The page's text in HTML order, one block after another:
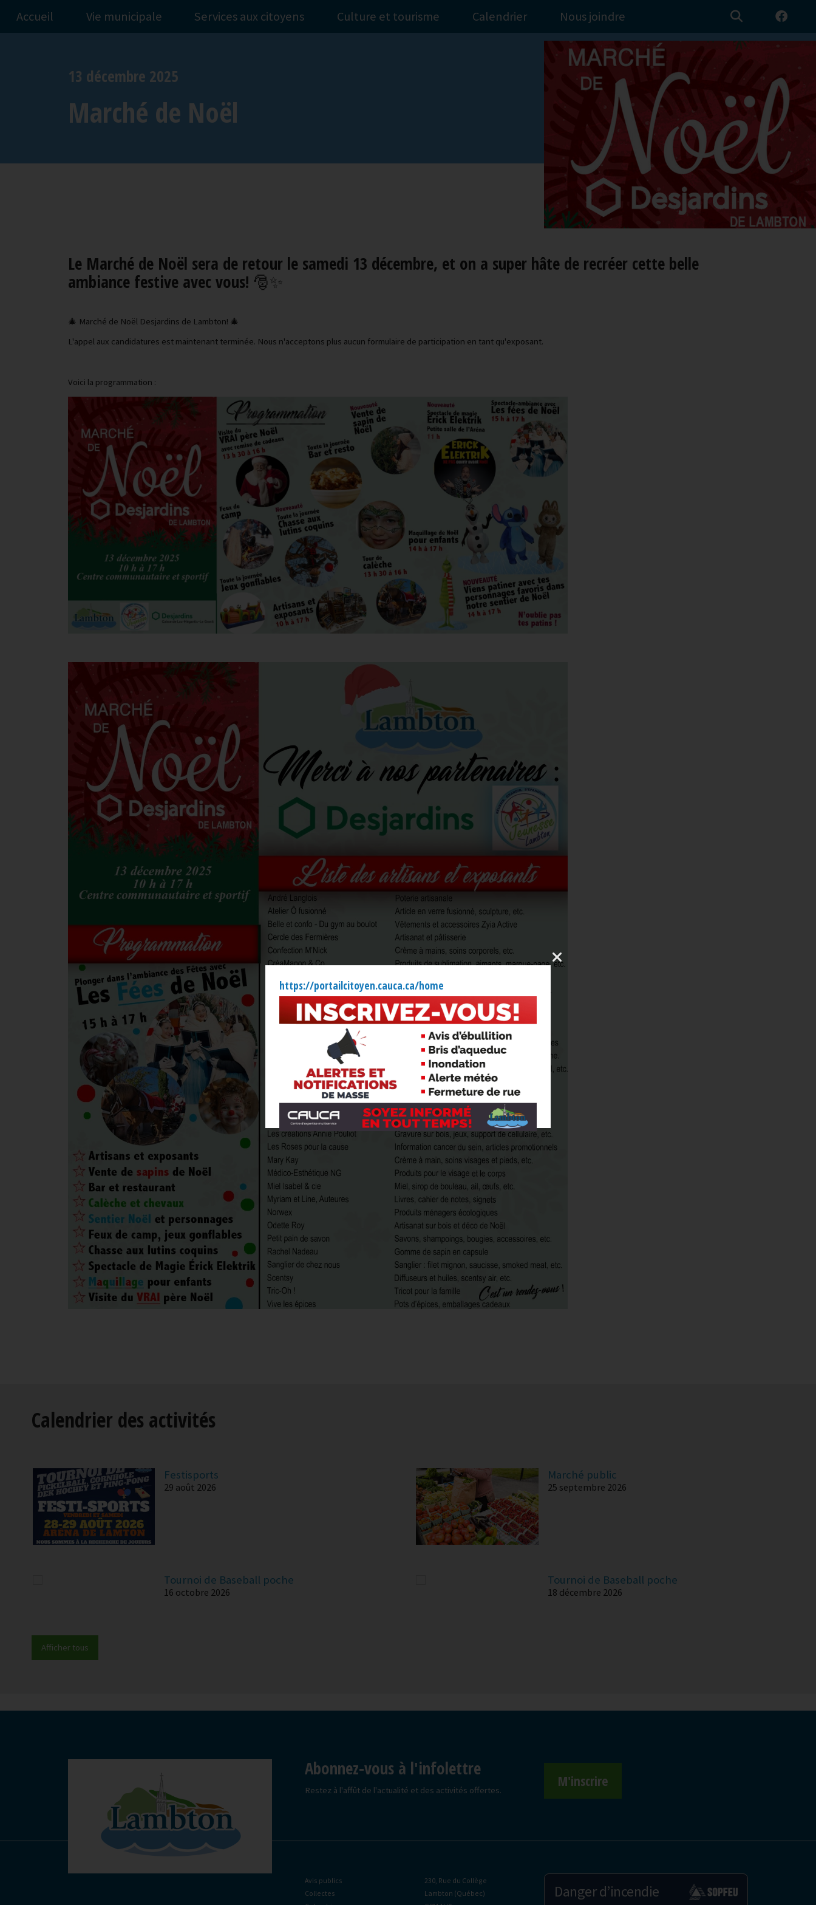
Accueil Vie municipale Services aux citoyens Culture et tourisme Calendrier Nous joindre
13 décembre 2025
Marché de Noël
Le Marché de Noël sera de retour le samedi 13 décembre, et on a super hâte de recréer cette belle
ambiance festive avec vous! 🎅✨
🎄 Marché de Noël Desjardins de Lambton! 🎄
L'appel aux candidatures est maintenant terminée. Nous n'acceptons plus aucun formulaire de participation en tant qu'exposant.
Voici la programmation :
Calendrier des activités
Festisports
29 août 2026
Marché public
25 septembre 2026
Tournoi de Baseball poche
16 octobre 2026
Tournoi de Baseball poche
18 décembre 2026
Afficher tous
Abonnez-vous à l'infolettre
Restez à l'affût de l'actualité et des activités offertes.
M'inscrire
Avis publics
Collectes
230, Rue du Collège
Lambton (Québec)
Danger d’incendie
https://portailcitoyen.cauca.ca/home